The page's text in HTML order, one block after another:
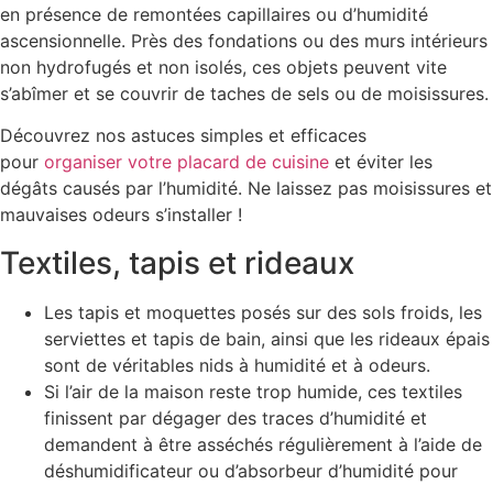
en présence de remontées capillaires ou d’humidité
ascensionnelle. Près des fondations ou des murs intérieurs
non hydrofugés et non isolés, ces objets peuvent vite
s’abîmer et se couvrir de taches de sels ou de moisissures.
Découvrez nos astuces simples et efficaces
pour organiser votre placard de cuisine et éviter les
dégâts causés par l’humidité. Ne laissez pas moisissures et
mauvaises odeurs s’installer !
Textiles, tapis et rideaux
Les tapis et moquettes posés sur des sols froids, les
serviettes et tapis de bain, ainsi que les rideaux épais
sont de véritables nids à humidité et à odeurs.
Si l’air de la maison reste trop humide, ces textiles
finissent par dégager des traces d’humidité et
demandent à être asséchés régulièrement à l’aide de
déshumidificateur ou d’absorbeur d’humidité pour